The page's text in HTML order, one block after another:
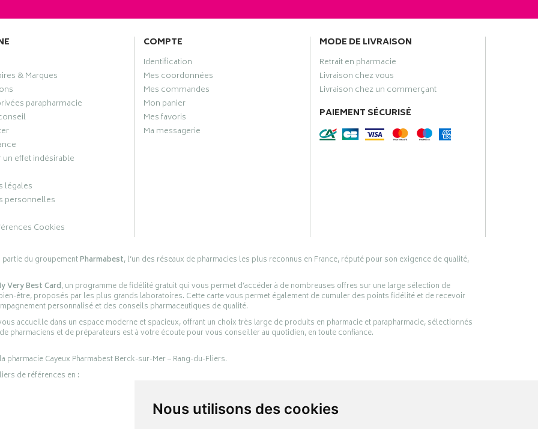
Nous utilisons des cookies
& Marques
parapharmacie
effet indésirable
légales
personnelles
Cookies
COMPTE
Identification
Mes coordonnées
Mes commandes
Mon panier
Mes favoris
Ma messagerie
MODE DE LIVRAISON
Retrait en pharmacie
Livraison chez vous
Livraison chez un commerçant
PAIEMENT SÉCURISÉ
du groupementPharmabest, l’un des réseaux de pharmacies les plus reconnus en France, réputé pour son exigence de qualité,
Very Best Card, un programme de fidélité gratuit qui vous permet d’accéder à de nombreuses offres sur une large sélection de
être, proposés par les plus grands laboratoires. Cette carte vous permet également de cumuler des points fidélité et de recevoir
personnalisé et des conseils pharmaceutiques de qualité.
accueille dans un espace moderne et spacieux, offrant un choix très large de produits en pharmacie et parapharmacie, sélectionnés
pharmaciens et de préparateurs est à votre écoute pour vous conseiller au quotidien, en toute confiance.
Cayeux Pharmabest Berck-sur-Mer – Rang-du-Fliers.
de références en :